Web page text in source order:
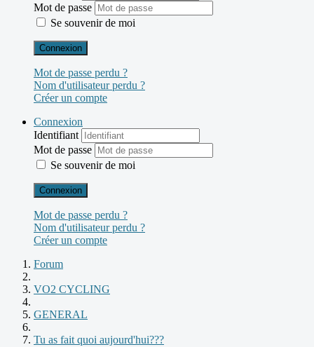
Mot de passe
Se souvenir de moi
Connexion
Mot de passe perdu ?
Nom d'utilisateur perdu ?
Créer un compte
Connexion
Identifiant
Mot de passe
Se souvenir de moi
Connexion
Mot de passe perdu ?
Nom d'utilisateur perdu ?
Créer un compte
Forum
VO2 CYCLING
GENERAL
Tu as fait quoi aujourd'hui???